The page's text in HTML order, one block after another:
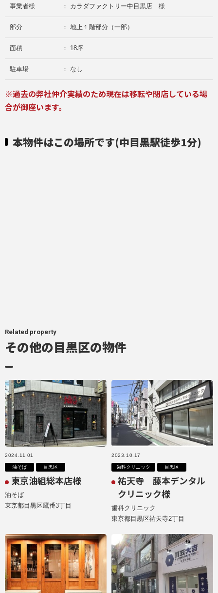
事業者様 ： カラダファクトリー中目黒店 様
部分 ： 地上１階部分（一部）
面積 ： 18坪
駐車場 ： なし
※過去の弊社仲介実績のため現在は移転や閉店している場
合が御座います。
本物件はこの場所です(中目黒駅徒歩1分)
Related property
その他の目黒区の物件
2024.11.01
油そば 目黒区
東京油組総本店様
油そば
東京都目黒区鷹番3丁目
2023.10.17
歯科クリニック 目黒区
祐天寺 藤本デンタル
クリニック様
歯科クリニック
東京都目黒区祐天寺2丁目